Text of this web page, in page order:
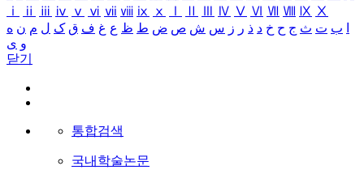
ⅰ
ⅱ ⅲ ⅳ ⅴ ⅵ ⅶ ⅷ ⅸ ⅹ Ⅳ Ⅴ Ⅵ Ⅶ Ⅷ Ⅸ Ⅹ
ب ت ث ج ح خ د ذ ر ز س ش ص ض ط ظ ع غ ف ق ک ل م ن ه
و ی
닫기
통합검색
국내학술논문